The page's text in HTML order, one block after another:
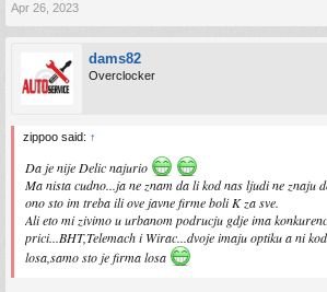
Apr 26, 2023
dams82
Overclocker
zippoo said: ↑
Da je nije Delic najurio
Ma nista cudno...ja ne znam da li kod nas ljudi ne znaju
ono sto im treba ili ove javne firme boli K za sve.
Ali eto mi zivimo u urbanom podrucju gdje ima
prici...BHT,Telemach i Wirac...dvoje imaju optiku a ni
losa,samo sto je firma losa